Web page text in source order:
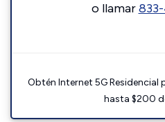
o llamar
Obtén Internet 5G
hasta $200